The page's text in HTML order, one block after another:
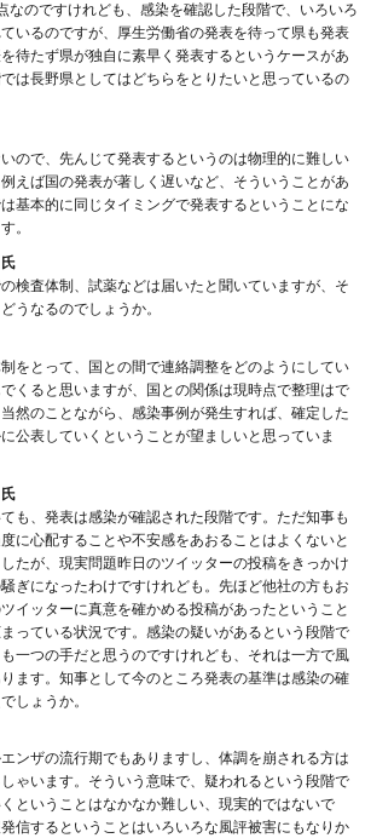
なのですけれども、感染を確認した段階で、いろいろ
いるのですが、厚生労働省の発表を待って県も発表
待たず県が独自に素早く発表するというケースがあ
は長野県としてはどちらをとりたいと思っているの
ので、先んじて発表するというのは物理的に難しい
えば国の発表が著しく遅いなど、そういうことがあ
基本的に同じタイミングで発表するということにな
。
検査体制、試薬などは届いたと聞いていますが、そ
うなるのでしょうか。
をとって、国との間で連絡調整をどのようにしてい
くると思いますが、国との関係は現時点で整理はで
然のことながら、感染事例が発生すれば、確定した
公表していくということが望ましいと思っていま
も、発表は感染が確認された段階です。ただ知事も
に心配することや不安感をあおることはよくないと
たが、現実問題昨日のツイッターの投稿をきっかけ
ぎになったわけですけれども。先ほど他社の方もお
イッターに真意を確かめる投稿があったということ
っている状況です。感染の疑いがあるという段階で
一つの手だと思うのですけれども、それは一方で風
ます。知事として今のところ発表の基準は感染の確
しょうか。
ンザの流行期でもありますし、体調を崩される方は
ゃいます。そういう意味で、疑われるという段階で
ということはなかなか難しい、現実的ではないで
信するということはいろいろな風評被害にもなりか